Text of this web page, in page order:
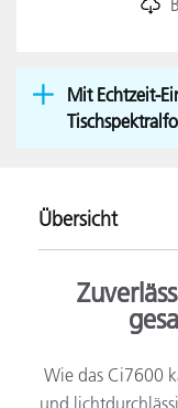
Mit Echtzeit-
Übersicht
Wie das Ci7600
und